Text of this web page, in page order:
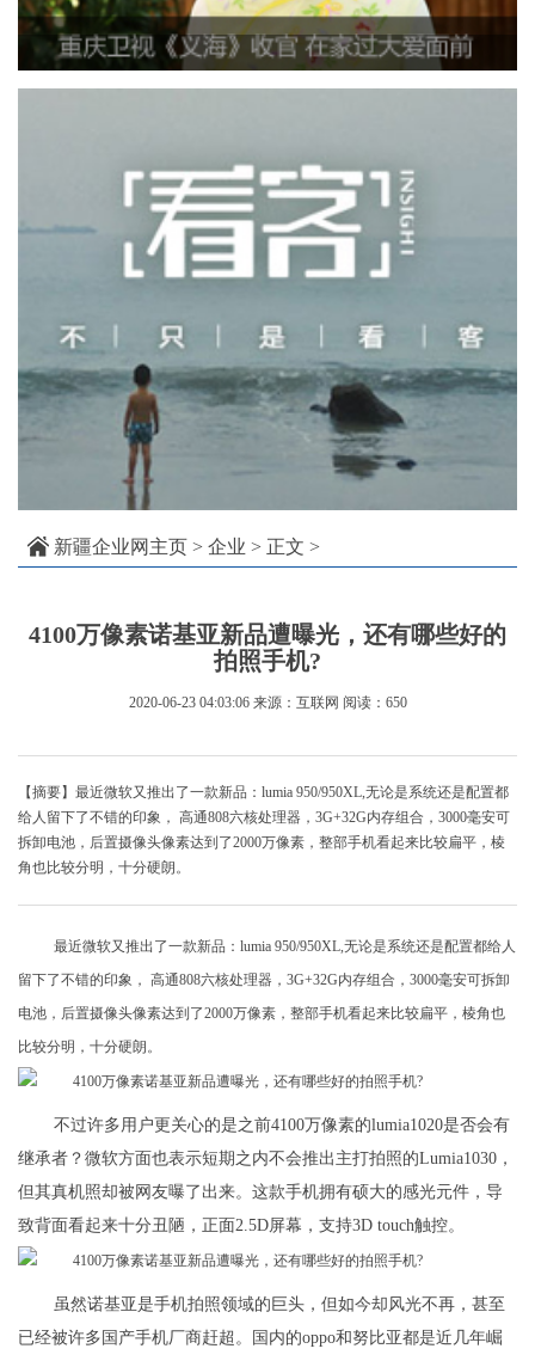
新疆企业网主页 > 企业 > 正文 >
4100万像素诺基亚新品遭曝光，还有哪些好的
拍照手机?
2020-06-23 04:03:06 来源：互联网 阅读：650
【摘要】最近微软又推出了一款新品：lumia 950/950XL,无论是系统还是配置都
给人留下了不错的印象， 高通808六核处理器，3G+32G内存组合，3000毫安可
拆卸电池，后置摄像头像素达到了2000万像素，整部手机看起来比较扁平，棱
角也比较分明，十分硬朗。
最近微软又推出了一款新品：lumia 950/950XL,无论是系统还是配置都给人
留下了不错的印象， 高通808六核处理器，3G+32G内存组合，3000毫安可拆卸
电池，后置摄像头像素达到了2000万像素，整部手机看起来比较扁平，棱角也
比较分明，十分硬朗。
不过许多用户更关心的是之前4100万像素的lumia1020是否会有
继承者？微软方面也表示短期之内不会推出主打拍照的Lumia1030，
但其真机照却被网友曝了出来。这款手机拥有硕大的感光元件，导
致背面看起来十分丑陋，正面2.5D屏幕，支持3D touch触控。
虽然诺基亚是手机拍照领域的巨头，但如今却风光不再，甚至
已经被许多国产手机厂商赶超。国内的oppo和努比亚都是近几年崛